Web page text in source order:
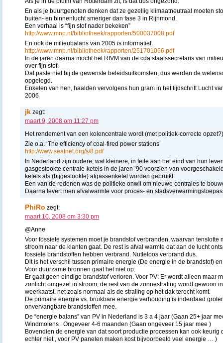
En als je buurtgenoten denken dat ze gezellig klimaatneutraal moeten
buiten- en binnenlucht smeriger dan fase 3 in Rijnmond.
Een verhaal is “fijn stof nader bekeken”
http://www.mnp.nl/bibliotheek/rapporten/500037008.pdf
En ook de milieubalans van 2005 is informatief.
http://www.mnp.nl/bibliotheek/rapporten/251701066.pdf
In de jaren daarna mocht het RIVM van de cda staatssecretaris van
over fijn stof.
Dat paste niet bij de gewenste beleidsuitkomsten, dus werden de
opgelegd.
Enkelen van hen, haalden vervolgens hun gram in het tijdschrift Lucht
2006
jk zegt:
maart 9, 2008 om 11:27 pm
Het rendement van een kolencentrale wordt (met politiek-correcte
Zie o.a. ‘The efficiency of coal-fired power stations’
http://www.sealnet.org/s/8.pdf
In Nederland zijn oudere, wat kleinere, in feite aan het eind van hun
gasgestookte centrale-ketels in de jaren ’90 voorzien van
ketels als (bijgestookte) afgassenketel worden gebruikt.
Een van de redenen was de politieke onwil om nieuwe centrales te
Daarna levert men afvalwarmte voor proces- en
PhiRo zegt:
maart 10, 2008 om 3:30 pm
@Anne
Voor fossiele systemen moet je brandstof verbranden, waarvan tenslotte
stroom naar de klanten gaat. De rest is afval warmte dat aan de lucht
fossiele brandstoffen hebben verbrand. Nutteloos verbrand dus.
Dit is het verschil tussen primaire energie (De energie in de brandstof)
Voor duurzame bronnen gaat het niet op:
Er gaat geen eindige brandstof verloren. Voor PV: Er wordt alleen maar
zonlicht omgezet in stroom, de rest van de zonnestraling wordt gewoon
weerkaatst, net zoals normaal als de straling op het dak terecht komt.
De primaire energie vs. bruikbare energie verhouding is inderdaad
onvervangbare brandstoffen mee.
De “energie balans” van PV in Nederland is 3 a 4 jaar (Gaan 25+ jaar
Windmolens : Ongeveer 4-6 maanden (Gaan ongeveer 15 jaar mee )
Bovendien de energie van dat soort productie processen kan ook keurig
echter niet , voor PV panelen maken kost bijvoorbeeld veel energie … )